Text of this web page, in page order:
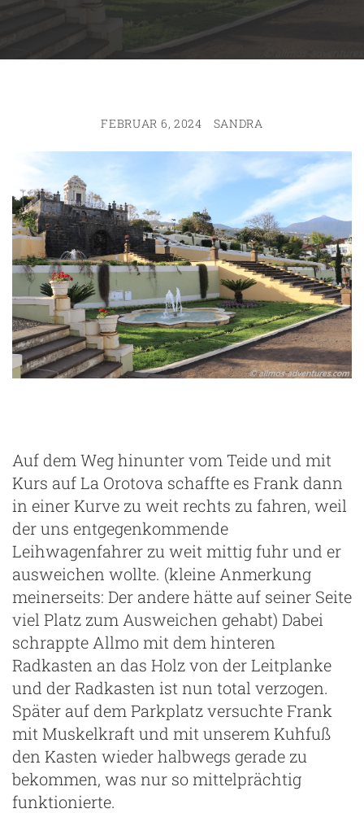
FEBRUAR 6, 2024 SANDRA
Auf dem Weg hinunter vom Teide und mit
Kurs auf La Orotova schaffte es Frank dann
in einer Kurve zu weit rechts zu fahren, weil
der uns entgegenkommende
Leihwagenfahrer zu weit mittig fuhr und er
ausweichen wollte. (kleine Anmerkung
meinerseits: Der andere hätte auf seiner Seite
viel Platz zum Ausweichen gehabt) Dabei
schrappte Allmo mit dem hinteren
Radkasten an das Holz von der Leitplanke
und der Radkasten ist nun total verzogen.
Später auf dem Parkplatz versuchte Frank
mit Muskelkraft und mit unserem Kuhfuß
den Kasten wieder halbwegs gerade zu
bekommen, was nur so mittelprächtig
funktionierte.